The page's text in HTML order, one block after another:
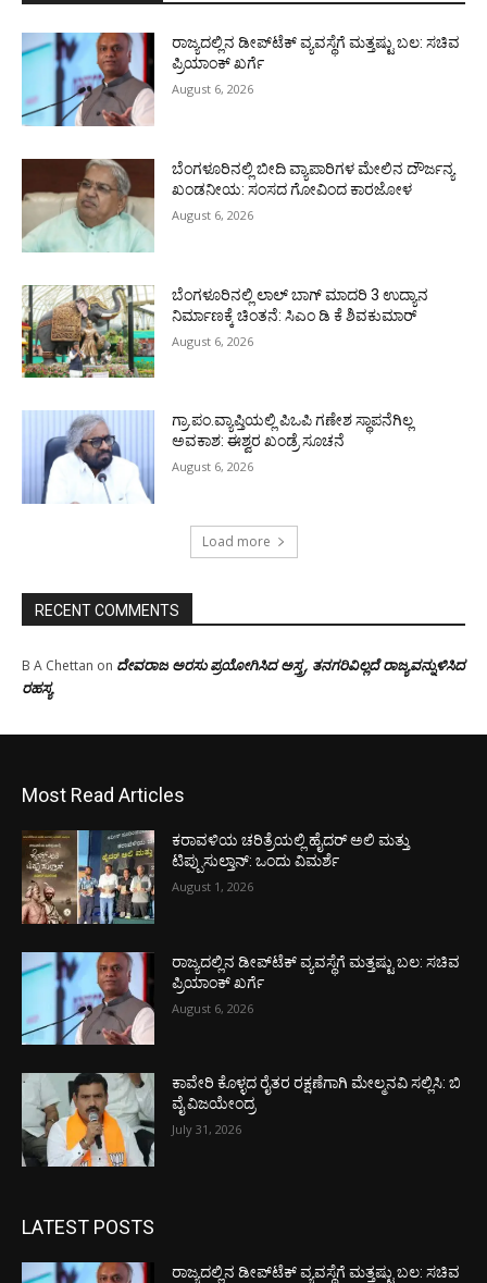
ರಾಜ್ಯದಲ್ಲಿನ ಡೀಪ್‌ಟೆಕ್‌ ವ್ಯವಸ್ಥೆಗೆ ಮತ್ತಷ್ಟು ಬಲ: ಸಚಿವ
ಪ್ರಿಯಾಂಕ್ ಖರ್ಗೆ
August 6, 2026
ಬೆಂಗಳೂರಿನಲ್ಲಿ ಬೀದಿ ವ್ಯಾಪಾರಿಗಳ ಮೇಲಿನ ದೌರ್ಜನ್ಯ
ಖಂಡನೀಯ: ಸಂಸದ ಗೋವಿಂದ ಕಾರಜೋಳ
August 6, 2026
ಬೆಂಗಳೂರಿನಲ್ಲಿ ಲಾಲ್ ಬಾಗ್ ಮಾದರಿ 3 ಉದ್ಯಾನ
ನಿರ್ಮಾಣಕ್ಕೆ ಚಿಂತನೆ: ಸಿಎಂ ಡಿ ಕೆ ಶಿವಕುಮಾರ್
August 6, 2026
ಗ್ರಾ.ಪಂ.ವ್ಯಾಪ್ತಿಯಲ್ಲಿ ಪಿಒಪಿ ಗಣೇಶ ಸ್ಥಾಪನೆಗಿಲ್ಲ
ಅವಕಾಶ: ಈಶ್ವರ ಖಂಡ್ರೆ ಸೂಚನೆ
August 6, 2026
Load more
RECENT COMMENTS
B A Chettan on ದೇವರಾಜ ಅರಸು ಪ್ರಯೋಗಿಸಿದ ಅಸ್ತ್ರ, ತನಗರಿವಿಲ್ಲದೆ ರಾಜ್ಯವನ್ನುಳಿಸಿದ
ರಹಸ್ಯ
Most Read Articles
ಕರಾವಳಿಯ ಚರಿತ್ರೆಯಲ್ಲಿ ಹೈದರ್ ಅಲಿ ಮತ್ತು
ಟಿಪ್ಪುಸುಲ್ತಾನ್: ಒಂದು ವಿಮರ್ಶೆ
August 1, 2026
ರಾಜ್ಯದಲ್ಲಿನ ಡೀಪ್‌ಟೆಕ್‌ ವ್ಯವಸ್ಥೆಗೆ ಮತ್ತಷ್ಟು ಬಲ: ಸಚಿವ
ಪ್ರಿಯಾಂಕ್ ಖರ್ಗೆ
August 6, 2026
ಕಾವೇರಿ ಕೊಳ್ಳದ ರೈತರ ರಕ್ಷಣೆಗಾಗಿ ಮೇಲ್ಮನವಿ ಸಲ್ಲಿಸಿ: ಬಿ
ವೈ ವಿಜಯೇಂದ್ರ
July 31, 2026
LATEST POSTS
ರಾಜ್ಯದಲ್ಲಿನ ಡೀಪ್‌ಟೆಕ್‌ ವ್ಯವಸ್ಥೆಗೆ ಮತ್ತಷ್ಟು ಬಲ: ಸಚಿವ